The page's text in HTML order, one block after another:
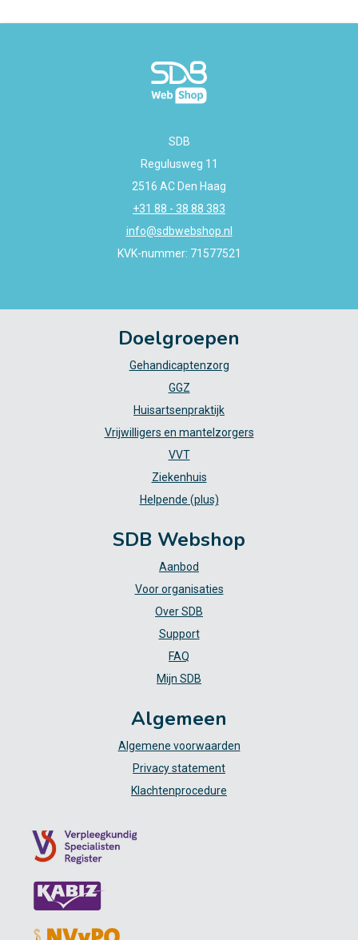
SDB
Regulusweg 11
2516 AC Den Haag
+31 88 - 38 88 383
info@sdbwebshop.nl
KVK-nummer: 71577521
Doelgroepen
Gehandicaptenzorg
GGZ
Huisartsenpraktijk
Vrijwilligers en mantelzorgers
VVT
Ziekenhuis
Helpende (plus)
SDB Webshop
Aanbod
Voor organisaties
Over SDB
Support
FAQ
Mijn SDB
Algemeen
Algemene voorwaarden
Privacy statement
Klachtenprocedure